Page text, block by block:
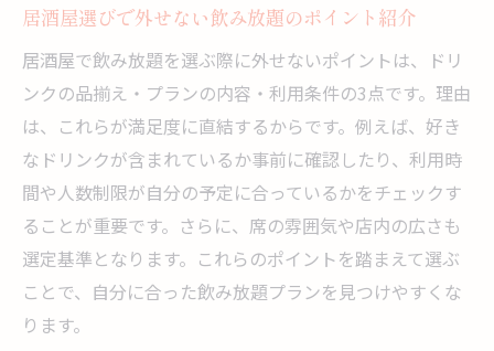
飲み放題も喫煙も満喫できる居酒屋の選び
方
喫煙可能な居酒屋で快適な飲み会を叶える
阿波座駅周辺で喫煙可の居酒屋を効率的に
探す
喫煙者が居酒屋選びで気を付けたいポイン
ト
雰囲気も重視したい宴会向け居酒屋案内
居酒屋選びで外せない飲み放題のポイント紹介
居酒屋で飲み放題を選ぶ際に外せないポイントは、ドリ
ンクの品揃え・プランの内容・利用条件の3点です。理由
は、これらが満足度に直結するからです。例えば、好き
なドリンクが含まれているか事前に確認したり、利用時
間や人数制限が自分の予定に合っているかをチェックす
ることが重要です。さらに、席の雰囲気や店内の広さも
選定基準となります。これらのポイントを踏まえて選ぶ
ことで、自分に合った飲み放題プランを見つけやすくな
ります。